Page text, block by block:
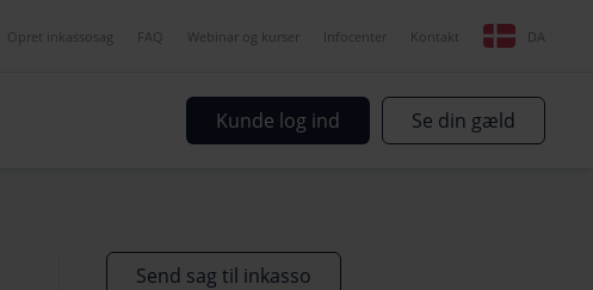
Opret inkassosag FAQ Webinar og kurser Infocenter Kontakt DA
Kunde log ind Se din gæld
Send sag til inkasso